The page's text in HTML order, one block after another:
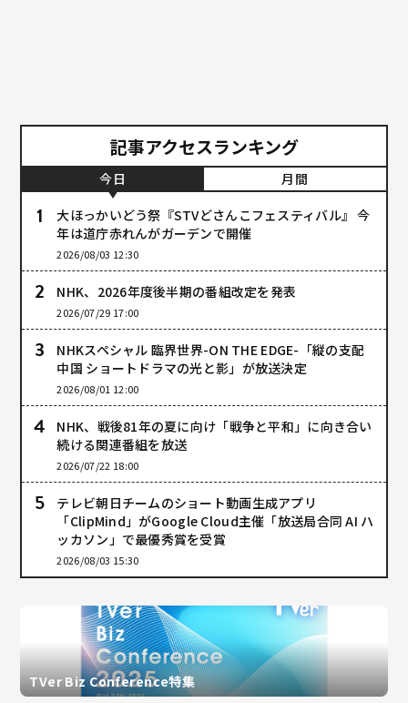
記事アクセスランキング
今日
月間
大ほっかいどう祭『STVどさんこフェスティバル』 今
年は道庁赤れんがガーデンで開催
2026/08/03 12:30
NHK、2026年度後半期の番組改定を発表
2026/07/29 17:00
NHKスペシャル 臨界世界-ON THE EDGE-「縦の支配
中国 ショートドラマの光と影」が放送決定
2026/08/01 12:00
NHK、戦後81年の夏に向け「戦争と平和」に向き合い
続ける関連番組を放送
2026/07/22 18:00
テレビ朝日チームのショート動画生成アプリ
「ClipMind」がGoogle Cloud主催「放送局合同 AI ハ
ッカソン」で最優秀賞を受賞
2026/08/03 15:30
TVer Biz Conference特集